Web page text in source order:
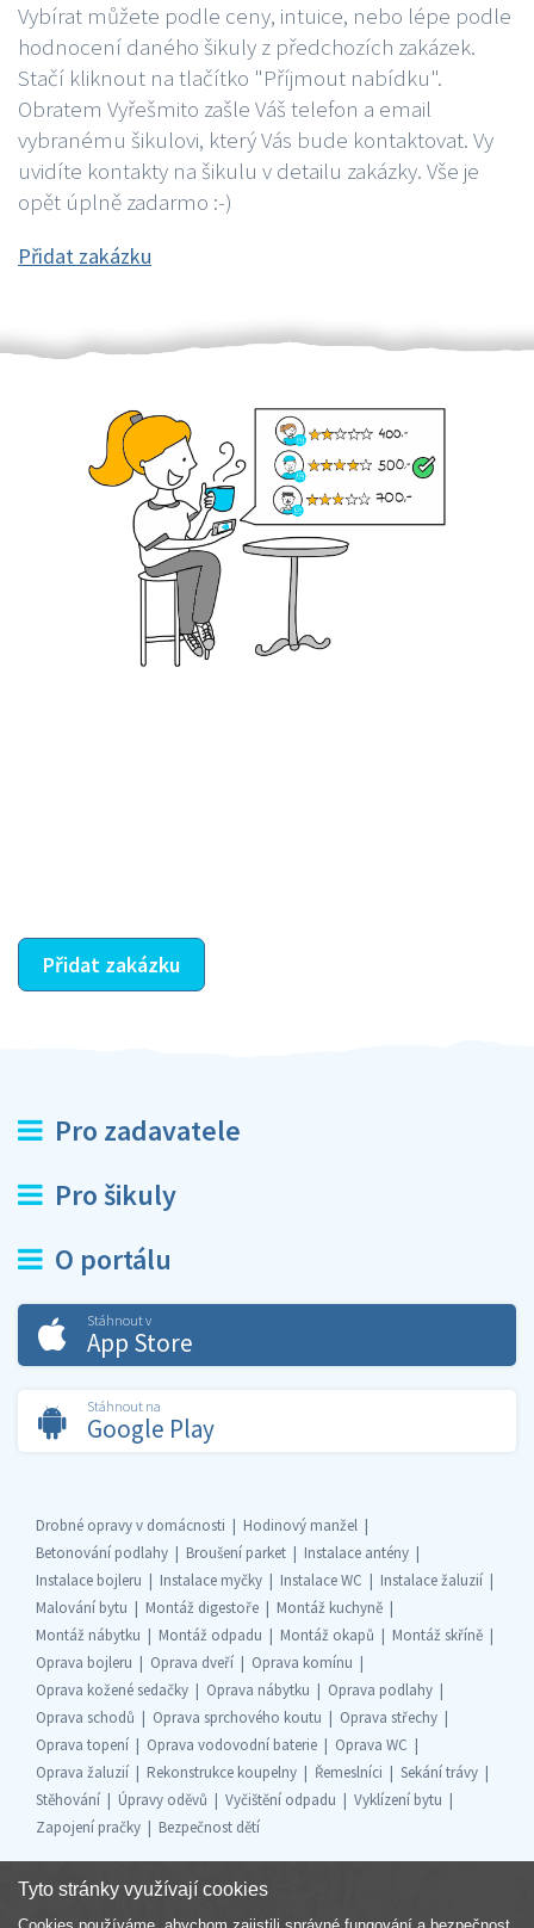
Vybírat můžete podle ceny, intuice, nebo lépe podle
hodnocení daného šikuly z předchozích zakázek.
Stačí kliknout na tlačítko "Příjmout nabídku".
Obratem Vyřešmito zašle Váš telefon a email
vybranému šikulovi, který Vás bude kontaktovat. Vy
uvidíte kontakty na šikulu v detailu zakázky. Vše je
opět úplně zadarmo :-)
Přidat zakázku
Přidat zakázku
Pro zadavatele
Pro šikuly
O portálu
Stáhnout v
App Store
Stáhnout na
Google Play
Drobné opravy v domácnosti
Hodinový manžel
Betonování podlahy
Broušení parket
Instalace antény
Instalace bojleru
Instalace myčky Instalace WC
Instalace žaluzií
Malování bytu
Montáž digestoře
Montáž kuchyně
Montáž nábytku
Montáž odpadu Montáž okapů
Montáž skříně
Oprava bojleru
Oprava dveří
Oprava komínu
Oprava kožené sedačky
Oprava nábytku
Oprava podlahy
Oprava schodů
Oprava sprchového koutu
Oprava střechy
Oprava topení
Oprava vodovodní baterie
Oprava WC
Oprava žaluzií
Rekonstrukce koupelny Řemeslníci
Sekání trávy
Stěhování
Úpravy oděvů Vyčištění odpadu
Vyklízení bytu
Zapojení pračky
Bezpečnost dětí
Tyto stránky využívají cookies